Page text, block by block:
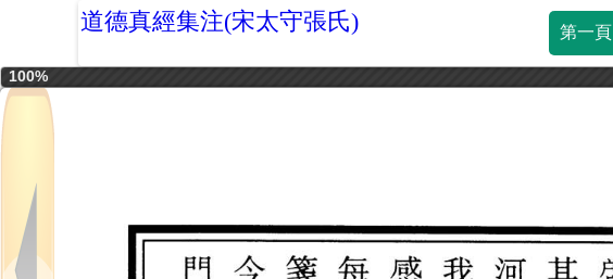
道德真經集注(宋太守張氏) 第一頁
100%